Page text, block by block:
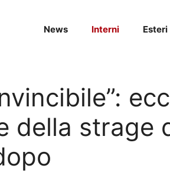
News Interni Esteri
della strage